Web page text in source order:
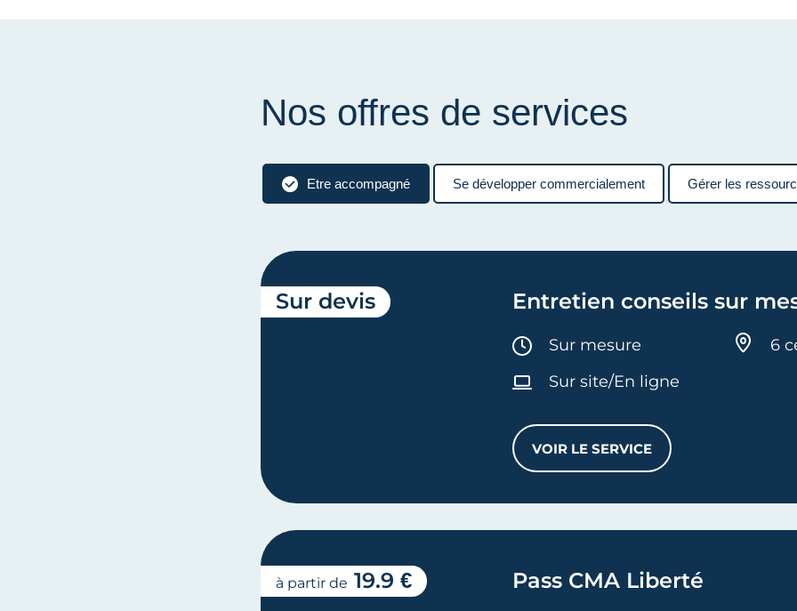
Nos offres de services
Etre accompagné Se développer commercialement Gérer les
Entretien conseils sur
Durée :
Sur mesure
Sur site/En ligne
6
VOIR LE SERVICEENTRETIEN CONSEILS SUR
Sur devis
Pass CMA Liberté
à partir de 19.9 €